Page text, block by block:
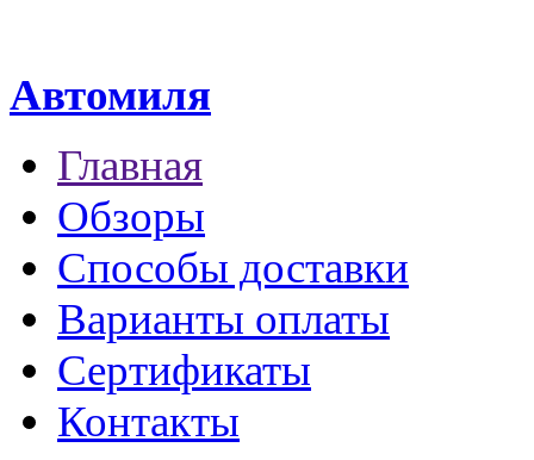
Автомиля
Главная
Обзоры
Способы доставки
Варианты оплаты
Сертификаты
Контакты